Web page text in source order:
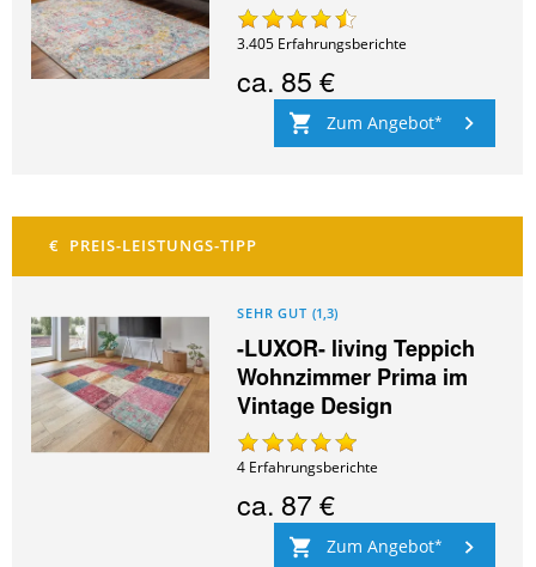
3.405 Erfahrungsberichte
ca. 85 €
Zum Angebot
SEHR GUT (1,3)
-LUXOR- living Teppich
Wohnzimmer Prima im
Vintage Design
4 Erfahrungsberichte
ca. 87 €
Zum Angebot